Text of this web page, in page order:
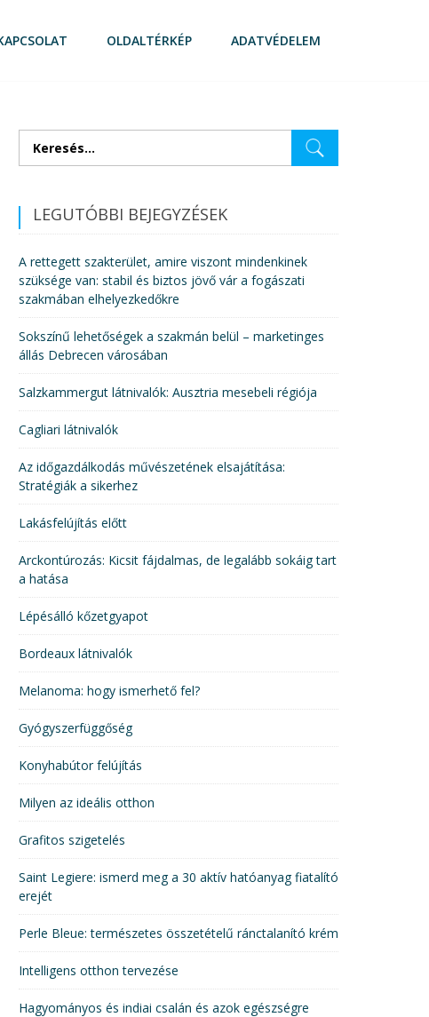
OLDALTÉRKÉP ADATVÉDELEM
LEGUTÓBBI BEJEGYZÉSEK
A rettegett szakterület, amire viszont mindenkinek
szüksége van: stabil és biztos jövő vár a fogászati
szakmában elhelyezkedőkre
Sokszínű lehetőségek a szakmán belül – marketinges
állás Debrecen városában
Salzkammergut látnivalók: Ausztria mesebeli régiója
Cagliari látnivalók
Az időgazdálkodás művészetének elsajátítása:
Stratégiák a sikerhez
Lakásfelújítás előtt
Arckontúrozás: Kicsit fájdalmas, de legalább sokáig tart
a hatása
Lépésálló kőzetgyapot
Bordeaux látnivalók
Melanoma: hogy ismerhető fel?
Gyógyszerfüggőség
Konyhabútor felújítás
Milyen az ideális otthon
Grafitos szigetelés
Saint Legiere: ismerd meg a 30 aktív hatóanyag fiatalító
erejét
Perle Bleue: természetes összetételű ránctalanító krém
Intelligens otthon tervezése
Hagyományos és indiai csalán és azok egészségre